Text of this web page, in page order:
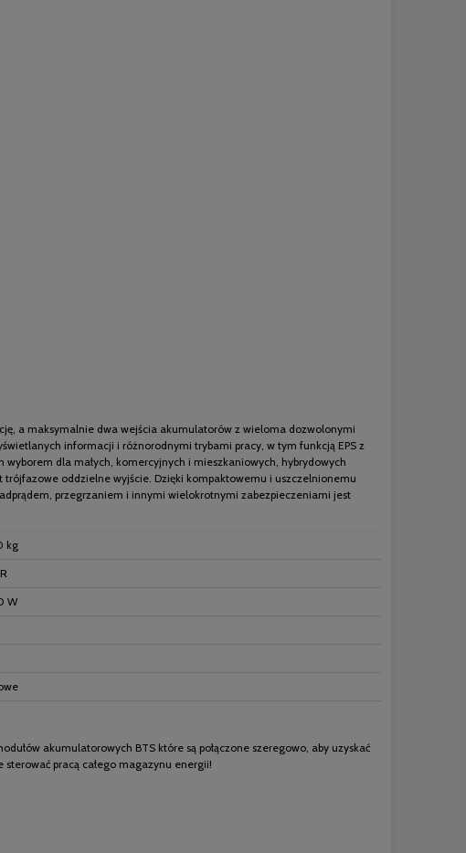
a maksymalnie dwa wejścia akumulatorów z wieloma dozwolonymi
informacji i różnorodnymi trybami pracy, w tym funkcją EPS z
dla małych, komercyjnych i mieszkaniowych, hybrydowych
trójfazowe oddzielne wyjście. Dzięki kompaktowemu i uszczelnionemu
przegrzaniem i innymi wielokrotnymi zabezpieczeniami jest
kg
W
akumulatorowych BTS które są połączone szeregowo, aby uzyskać
pracą całego magazynu energii!